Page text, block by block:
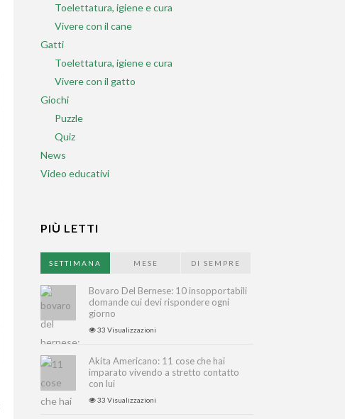
Toelettatura, igiene e cura
Vivere con il cane
Gatti
Toelettatura, igiene e cura
Vivere con il gatto
Giochi
Puzzle
Quiz
News
Video educativi
PIÙ LETTI
SETTIMANA MESE DI SEMPRE
Bovaro Del Bernese: 10 insopportabili
domande cui devi rispondere ogni
giorno
33 Visualizzazioni
Akita Americano: 11 cose che hai
imparato vivendo a stretto contatto
con lui
33 Visualizzazioni